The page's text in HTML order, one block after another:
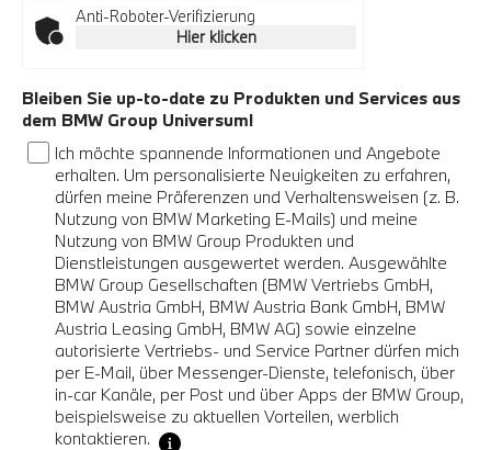
Anti-Roboter-Verifizierung
Hier klicken
Bleiben Sie up-to-date zu Produkten und Services aus
dem BMW Group Universum!
Ich möchte spannende Informationen und Angebote
erhalten. Um personalisierte Neuigkeiten zu erfahren,
dürfen meine Präferenzen und Verhaltensweisen (z. B.
Nutzung von BMW Marketing E-Mails) und meine
Nutzung von BMW Group Produkten und
Dienstleistungen ausgewertet werden. Ausgewählte
BMW Group Gesellschaften (BMW Vertriebs GmbH,
BMW Austria GmbH, BMW Austria Bank GmbH, BMW
Austria Leasing GmbH, BMW AG) sowie einzelne
autorisierte Vertriebs- und Service Partner dürfen mich
per E-Mail, über Messenger-Dienste, telefonisch, über
in-car Kanäle, per Post und über Apps der BMW Group,
beispielsweise zu aktuellen Vorteilen, werblich
kontaktieren.